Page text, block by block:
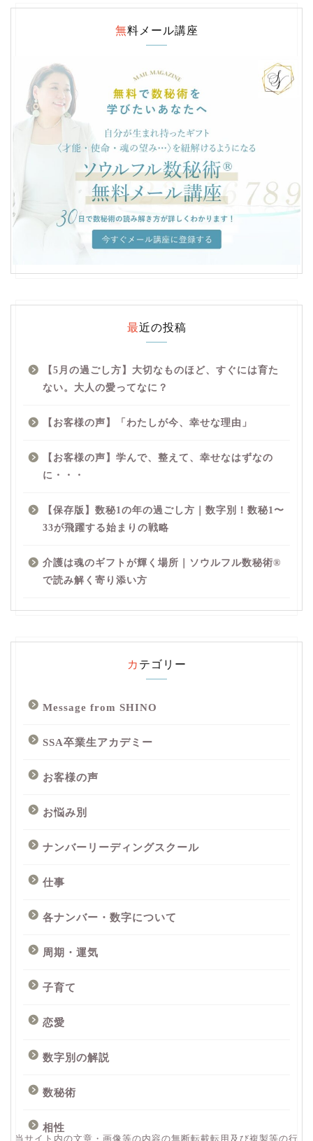
無料メール講座
最近の投稿
【5月の過ごし方】大切なものほど、すぐには育た
ない。大人の愛ってなに？
【お客様の声】「わたしが今、幸せな理由」
【お客様の声】学んで、整えて、幸せなはずなの
に・・・
【保存版】数秘1の年の過ごし方｜数字別！数秘1〜
33が飛躍する始まりの戦略
介護は魂のギフトが輝く場所｜ソウルフル数秘術®︎
で読み解く寄り添い方
カテゴリー
Message from SHINO
SSA卒業生アカデミー
お客様の声
お悩み別
ナンバーリーディングスクール
仕事
各ナンバー・数字について
周期・運気
子育て
恋愛
数字別の解説
数秘術
相性
当サイト内の文章・画像等の内容の無断転載転用及び複製等の行